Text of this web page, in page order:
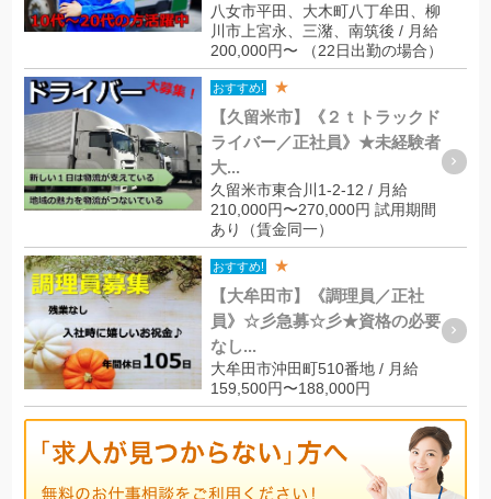
八女市平田、大木町八丁牟田、柳
川市上宮永、三潴、南筑後 / 月給
200,000円〜 （22日出勤の場合）
おすすめ! ★
【久留米市】《２ｔトラックド
ライバー／正社員》★未経験者
大...
久留米市東合川1-2-12 / 月給
210,000円〜270,000円 試用期間
あり（賃金同一）
おすすめ! ★
【大牟田市】《調理員／正社
員》☆彡急募☆彡★資格の必要
なし...
大牟田市沖田町510番地 / 月給
159,500円〜188,000円